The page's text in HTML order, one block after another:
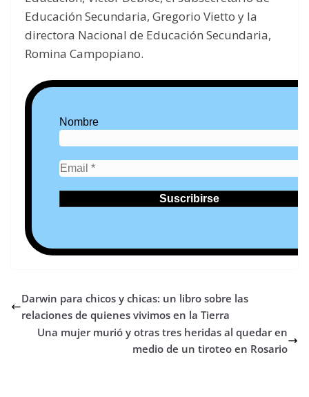
Educación Secundaria, Gregorio Vietto y la
directora Nacional de Educación Secundaria,
Romina Campopiano.
Nombre
Darwin para chicos y chicas: un libro sobre las
relaciones de quienes vivimos en la Tierra
Una mujer murió y otras tres heridas al quedar en
medio de un tiroteo en Rosario